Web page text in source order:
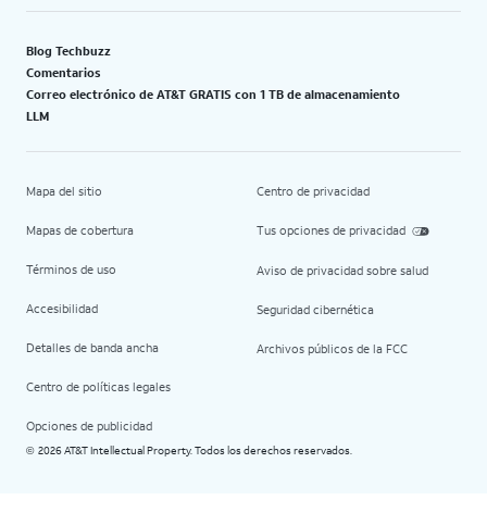
Blog Techbuzz
Comentarios
Correo electrónico de AT&T GRATIS con 1 TB de almacenamiento
LLM
Mapa del sitio
Mapas de cobertura
Términos de uso
Accesibilidad
Detalles de banda ancha
Centro de políticas legales
Opciones de publicidad
Centro de privacidad
Tus opciones de privacidad
Aviso de privacidad sobre salud
Seguridad cibernética
Archivos públicos de la FCC
© 2026 AT&T Intellectual Property. Todos los derechos reservados.